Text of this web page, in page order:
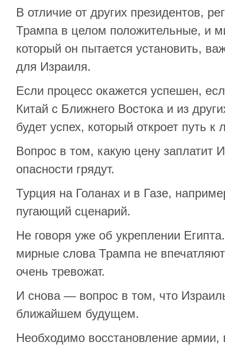
В отличие от других президентов,
Трампа в целом положительные, и
который он пытается установить,
для Израиля.
Если процесс окажется успешен,
Китай с Ближнего Востока и из
будет успех, который откроет путь
Вопрос в том, какую цену заплатит
опасности грядут.
Турция на Голанах и в Газе,
пугающий сценарий.
Не говоря уже об укреплении
мирные слова Трампа не
очень тревожат.
И снова — вопрос в том, что
ближайшем будущем.
Необходимо восстановление армии,